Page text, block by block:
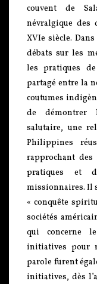
couvent de
névralgique des
XVIe siècle.
débats sur les
les pratiques
partagé entre la
coutumes
de démontrer
salutaire, une
Philippines
rapprochant des
pratiques et
missionnaires. Il
« conquête
sociétés
qui concerne
initiatives pour
parole furent
initiatives, dès